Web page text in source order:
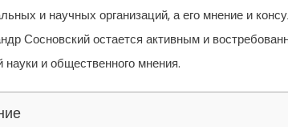
и научных организаций, а его мнение и
Сосновский остается активным и
науки и общественного мнения.